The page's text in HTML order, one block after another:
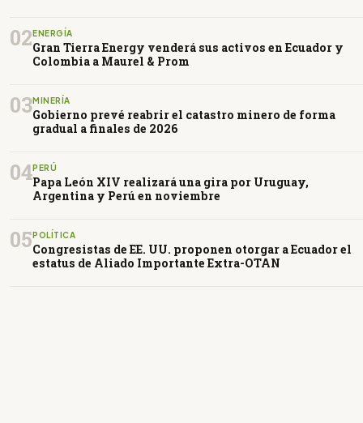
02ENERGÍA
Gran Tierra Energy venderá sus activos en Ecuador y
Colombia a Maurel & Prom
03MINERÍA
Gobierno prevé reabrir el catastro minero de forma
gradual a finales de 2026
04PERÚ
Papa León XIV realizará una gira por Uruguay,
Argentina y Perú en noviembre
05POLÍTICA
Congresistas de EE. UU. proponen otorgar a Ecuador el
estatus de Aliado Importante Extra-OTAN